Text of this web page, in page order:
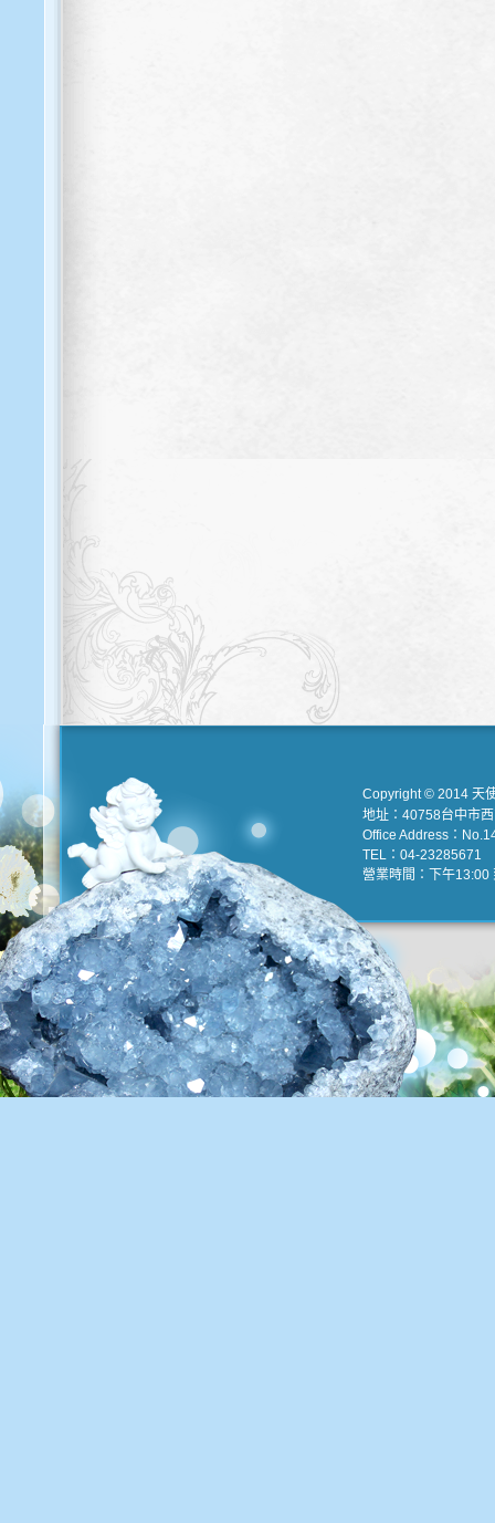
Copyright © 2014 天
地址：40758台中市
Office Address：
TEL：04-23285671
營業時間：下午13:00